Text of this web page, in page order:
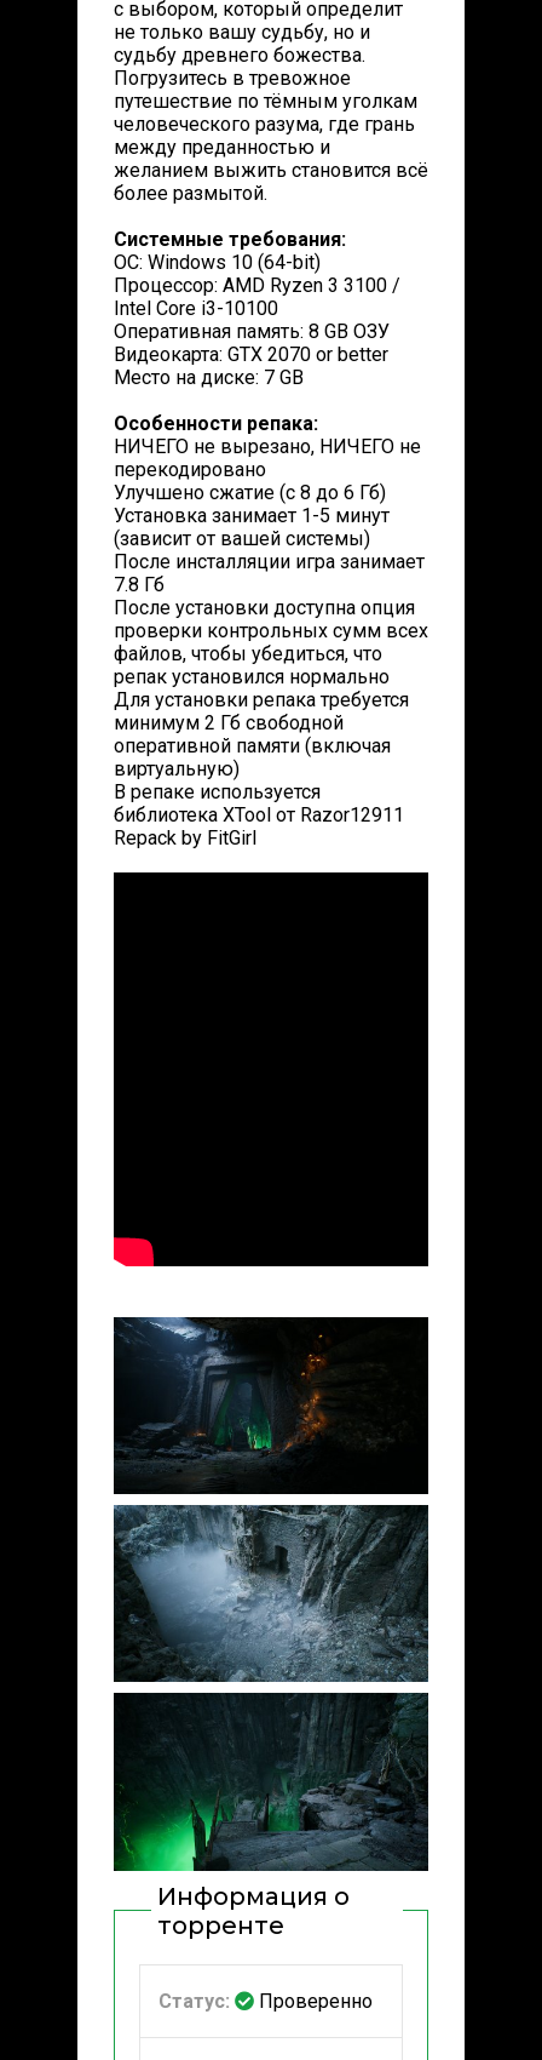
с выбором, который определит
не только вашу судьбу, но и
судьбу древнего божества.
Погрузитесь в тревожное
путешествие по тёмным уголкам
человеческого разума, где грань
между преданностью и
желанием выжить становится всё
более размытой.
Системные требования:
ОС: Windows 10 (64-bit)
Процессор: AMD Ryzen 3 3100 /
Intel Core i3-10100
Оперативная память: 8 GB ОЗУ
Видеокарта: GTX 2070 or better
Место на диске: 7 GB
Особенности репака:
НИЧЕГО не вырезано, НИЧЕГО не
перекодировано
Улучшено сжатие (с 8 до 6 Гб)
Установка занимает 1-5 минут
(зависит от вашей системы)
После инсталляции игра занимает
7.8 Гб
После установки доступна опция
проверки контрольных сумм всех
файлов, чтобы убедиться, что
репак установился нормально
Для установки репака требуется
минимум 2 Гб свободной
оперативной памяти (включая
виртуальную)
В репаке используется
библиотека XTool от Razor12911
Repack by FitGirl
Информация о
торренте
Статус: Проверенно